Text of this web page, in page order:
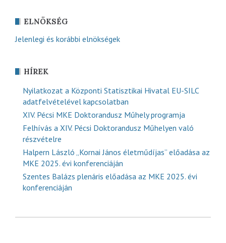
ELNÖKSÉG
Jelenlegi és korábbi elnökségek
HÍREK
Nyilatkozat a Központi Statisztikai Hivatal EU-SILC
adatfelvételével kapcsolatban
XIV. Pécsi MKE Doktorandusz Műhely programja
Felhívás a XIV. Pécsi Doktorandusz Műhelyen való
részvételre
Halpern László „Kornai János életműdíjas” előadása az
MKE 2025. évi konferenciáján
Szentes Balázs plenáris előadása az MKE 2025. évi
konferenciáján